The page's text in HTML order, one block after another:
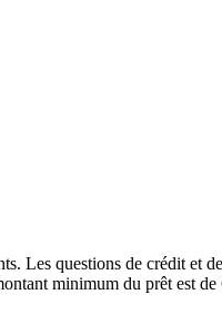
Les questions de crédit et
minimum du prêt est de